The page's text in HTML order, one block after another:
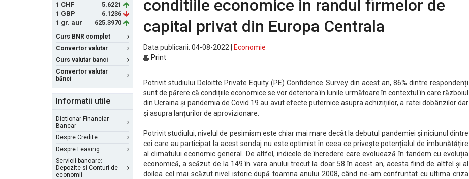
1 CHF
5.6221
1 GBP
6.1236
1 gr. aur
625.3970
Curs BNR complet
Convertor valutar
Curs valutar banci
Convertor valutar
bănci
Informatii utile
Dictionar Financiar-
Bancar
Despre Credite
Despre Leasing
Servicii bancare:
Depozite si Conturi de
economii
conditiile economice in randul firmelor de
capital privat din Europa Centrala
Data publicarii: 04-08-2022 |
Economie
Print
Potrivit studiului Deloitte Private Equity (PE) Confidence Survey din acest an, 86% dintre respondenți
sunt de părere că condițiile economice se vor deteriora în lunile următoare în contextul în care războiul
din Ucraina și pandemia de Covid 19 au avut efecte puternice asupra achizițiilor, a ratei dobânzilor dar
și asupra lanțurilor de aprovizionare.
Potrivit studiului, nivelul de pesimism este chiar mai mare decât la debutul pandemiei și niciunul dintre
cei care au participat la acest sondaj nu este optimist în ceea ce privește potențialul de îmbunătățire
al climatului economic general. De altfel, indicele de încredere care evoluează în tandem cu evoluția
economică, a scăzut de la 149 în vara anului trecut la doar 58 în acest an, acesta fiind de altfel și al
doilea cel mai scăzut nivel istoric după toamna anului 2008, când ne-am confruntat cu ultima criza